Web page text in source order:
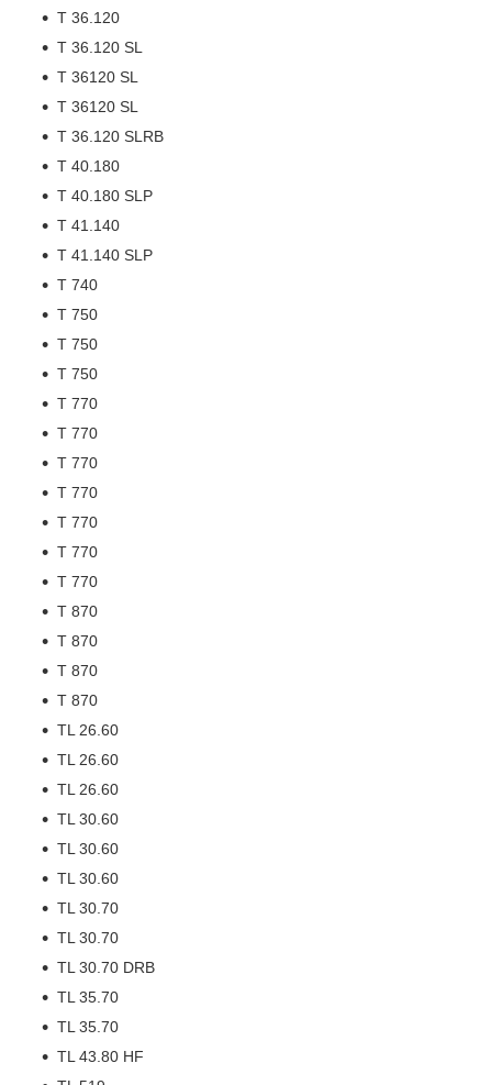
T 36.120
T 36.120 SL
T 36120 SL
T 36120 SL
T 36.120 SLRB
T 40.180
T 40.180 SLP
T 41.140
T 41.140 SLP
T 740
T 750
T 750
T 750
T 770
T 770
T 770
T 770
T 770
T 770
T 770
T 870
T 870
T 870
T 870
TL 26.60
TL 26.60
TL 26.60
TL 30.60
TL 30.60
TL 30.60
TL 30.70
TL 30.70
TL 30.70 DRB
TL 35.70
TL 35.70
TL 43.80 HF